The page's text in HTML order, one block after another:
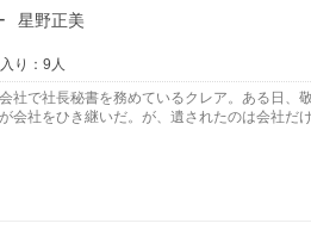
星野正美
り：9人
社で社長秘書を務めているクレア。ある日、
会社をひき継いだ。が、遺されたのは会社だ